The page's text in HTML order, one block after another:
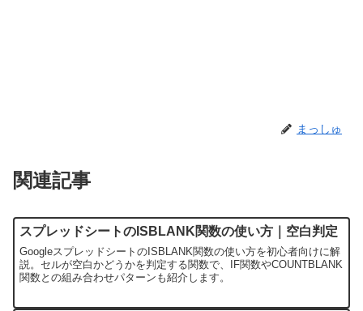
まっしゅ
関連記事
スプレッドシートのISBLANK関数の使い方｜空白判定
GoogleスプレッドシートのISBLANK関数の使い方を初心者向けに解
説。セルが空白かどうかを判定する関数で、IF関数やCOUNTBLANK
関数との組み合わせパターンも紹介します。